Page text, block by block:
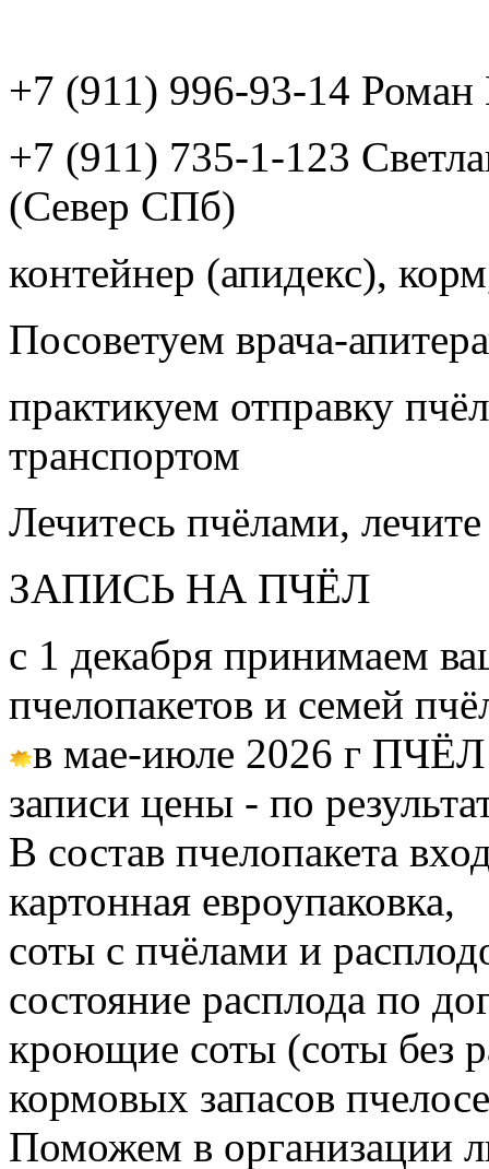
+7 (911) 996-93-14
+7 (911) 735-1-123
(Север СПб)
контейнер (апидекс),
Посоветуем врача-
практикуем отправку
транспортом
Лечитесь пчёлами,
ЗАПИСЬ НА ПЧЁЛ
с 1 декабря принимаем
пчелопакетов и семей
в мае-июле 2026 г
записи цены - по
В состав пчелопакета
картонная евроупаковка,
соты с пчёлами и
состояние расплода по
кроющие соты (соты без
кормовых запасов
Поможем в организации